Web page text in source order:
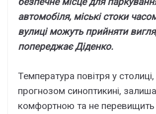
автомобіля, міські стоки
вулиці можуть прийняти
попереджає Діденко.
Температура повітря у столиці,
прогнозом синоптикині,
комфортною та не